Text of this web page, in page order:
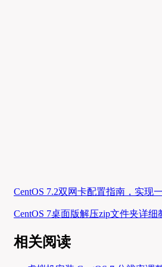
CentOS 7.2双网卡配置指南，实现
CentOS 7桌面版解压zip文件夹详细
相关阅读